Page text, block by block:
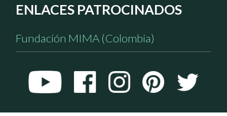
ENLACES PATROCINADOS
Fundación MIMA (Colombia)